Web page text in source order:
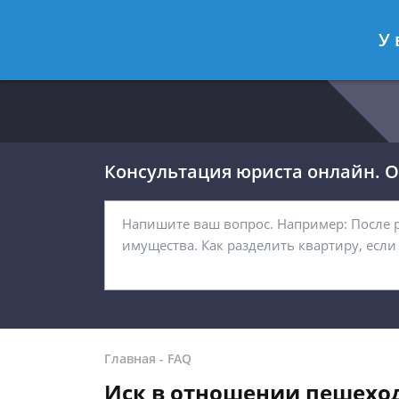
8 812 467-
Консультация юриста онлайн.
Главная - FAQ
Иск в отношении
У